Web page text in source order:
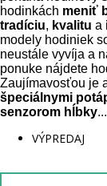
hodinkách meniť
tradíciu, kvalitu a
modely hodiniek
neustále vyvíja a
ponuke nájdete
Zaujímavosťou je
špeciálnymi
senzorom hĺbky...
VÝPREDAJ